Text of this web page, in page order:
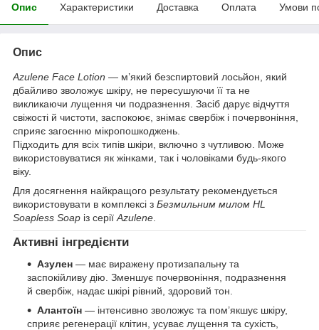
Опис Характеристики Доставка Оплата Умови
Опис
Azulene Face Lotion — м’який безспиртовий лосьйон, який
дбайливо зволожує шкіру, не пересушуючи її та не
викликаючи лущення чи подразнення. Засіб дарує відчуття
свіжості й чистоти, заспокоює, знімає свербіж і почервоніння,
сприяє загоєнню мікропошкоджень.
Підходить для всіх типів шкіри, включно з чутливою. Може
використовуватися як жінками, так і чоловіками будь-якого
віку.
Для досягнення найкращого результату рекомендується
використовувати в комплексі з Безмильним милом HL
Soapless Soap із серії Azulene
Активні інгредієнти
Азулен — має виражену протизапальну та
заспокійливу дію. Зменшує почервоніння, подразнення
й свербіж, надає шкірі рівний, здоровий тон.
Алантоїн — інтенсивно зволожує та пом’якшує шкіру,
сприяє регенерації клітин, усуває лущення та сухість,